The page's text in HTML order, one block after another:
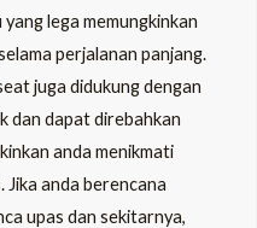
lega memungkinkan
perjalanan panjang.
juga didukung dengan
dan dapat direbahkan
anda menikmati
Jika anda berencana
upas dan sekitarnya,